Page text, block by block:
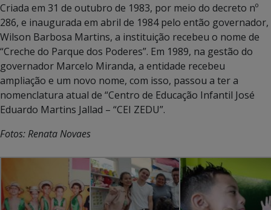
Criada em 31 de outubro de 1983, por meio do decreto nº
286, e inaugurada em abril de 1984 pelo então governador,
Wilson Barbosa Martins, a instituição recebeu o nome de
“Creche do Parque dos Poderes”. Em 1989, na gestão do
governador Marcelo Miranda, a entidade recebeu
ampliação e um novo nome, com isso, passou a ter a
nomenclatura atual de “Centro de Educação Infantil José
Eduardo Martins Jallad – “CEI ZEDU”.
Fotos: Renata Novaes